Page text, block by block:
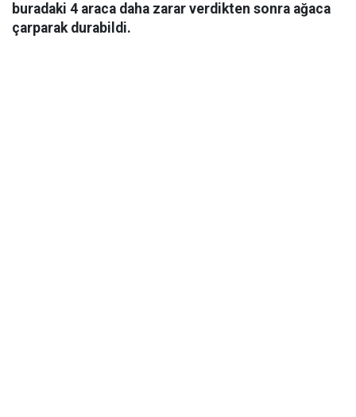
buradaki 4 araca daha zarar verdikten sonra ağaca
çarparak durabildi.